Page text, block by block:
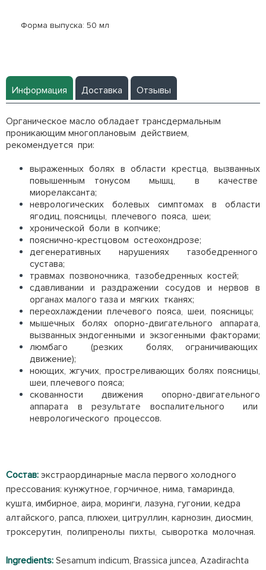
Форма выпуска: 50 мл
Информация Доставка Отзывы
Органическое масло обладает трансдермальным
проникающим многоплановым действием,
рекомендуется при:
выраженных болях в области крестца, вызванных
повышенным тонусом мышц, в качестве
миорелаксанта;
неврологических болевых симптомах в области
ягодиц, поясницы, плечевого пояса, шеи;
хронической боли в копчике;
пояснично-крестцовом остеохондрозе;
дегенеративных нарушениях тазобедренного
сустава;
травмах позвоночника, тазобедренных костей;
сдавливании и раздражении сосудов и нервов в
органах малого таза и мягких тканях;
переохлаждении плечевого пояса, шеи, поясницы;
мышечных болях опорно-двигательного аппарата,
вызванных эндогенными и экзогенными факторами;
люмбаго (резких болях, ограничивающих
движение);
ноющих, жгучих, простреливающих болях поясницы,
шеи, плечевого пояса;
скованности движения опорно-двигательного
аппарата в результате воспалительного или
неврологического процессов.
Состав: экстраординарные масла первого холодного
прессования: кунжутное, горчичное, нима, тамаринда,
кушта, имбирное, аира, моринги, лазуна, гугонии, кедра
алтайского, рапса, плюхеи, цитруллин, карнозин, диосмин,
троксерутин, полипренолы пихты, сыворотка молочная.
Ingredients: Sesamum indicum, Brassica juncea, Azadirachta